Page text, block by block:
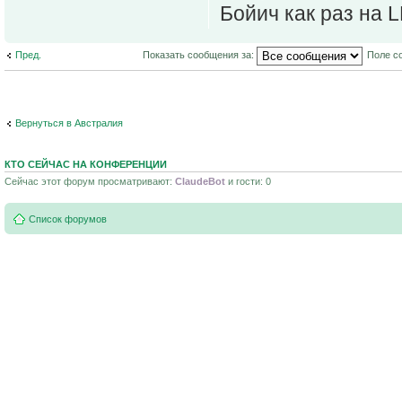
Бойич как раз на
Пред. Показать сообщения за: Поле
Вернуться в Австралия
КТО СЕЙЧАС НА КОНФЕРЕНЦИИ
Сейчас этот форум просматривают: ClaudeBot и гости: 0
Список форумов